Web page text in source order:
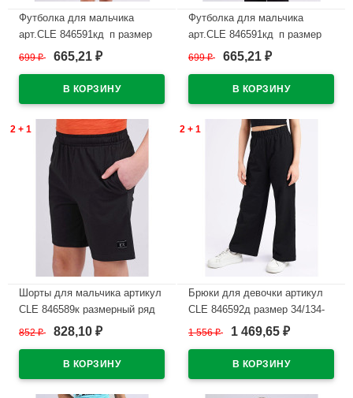
Футболка для мальчика
арт.CLE 846591кд_п размер
34/134-42/158 цвет зеленый
699₽ 665,21 ₽
Футболка для мальчика
арт.CLE 846591кд_п размер
34/134-42/158 цвет джинсовый
699₽ 665,21 ₽
2 + 1
Шорты для мальчика артикул
CLE 846589к размерный ряд
34/134-42/158 цвет черный
852₽ 828,10 ₽
2 + 1
Брюки для девочки артикул
CLE 846592д размер 34/134-
42/158 цвет черный
1 556₽ 1 469,65 ₽